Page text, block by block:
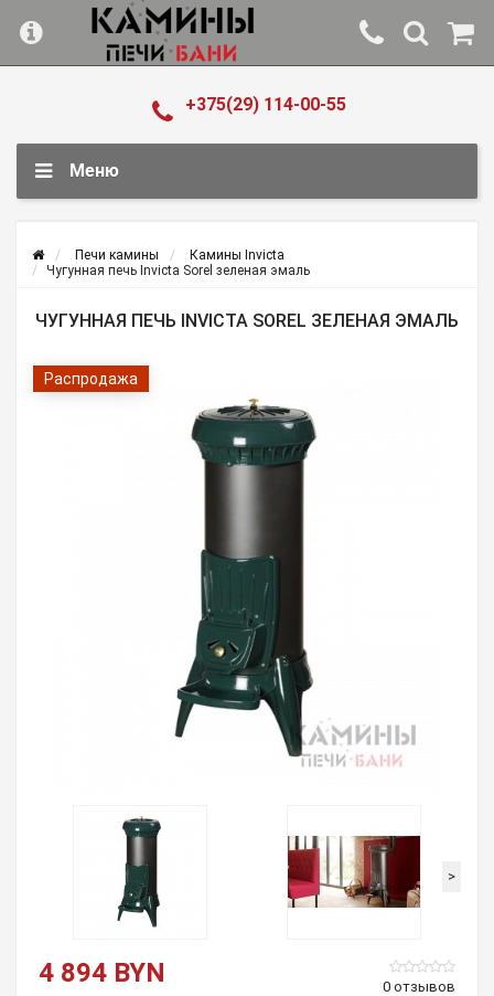
+375(29) 114-00-55
Меню
Печи камины
Камины Invicta
Чугунная печь Invicta Sorel зеленая эмаль
ЧУГУННАЯ ПЕЧЬ INVICTA SOREL ЗЕЛЕНАЯ ЭМАЛЬ
Распродажа
>
0 отзывов
4 894 BYN